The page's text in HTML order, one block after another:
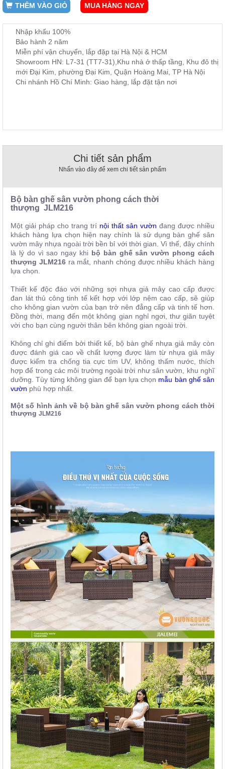
Bàn
ghế
Phụ
Kiện
Hàng
Thất
Hàng
THÊM VÀO GIỎ MUA HÀNG NGAY
Nhập khẩu 100%
Bảo hành 2 năm
Miễn phí vận chuyển, lắp đặp tại Hà Nội & HCM
Showroom HN: L7-31 (TT7-31),Khu nhà ở thấp tầng, Khu đô thị
mới Đại Kim, phường Đại Kim, Quận Hoàng Mai, TP Hà Nội
Chi nhánh Hồ Chí Minh: Giao hàng, lắp đặt tận nơi
Chi tiết sản phẩm
Nhấn vào đây để xem chi tiết sản phẩm
Bộ bàn ghế sân vườn phong cách thời
thượng JLM216
Một giải pháp cho trang trí nội thất sân vườn đang được nhiều
khách hàng lựa chọn hiện nay chính là sử dụng bàn ghế sân
vườn mây nhựa ngoài trời bền bỉ với thời gian. Vì thế, đây chính
là lý do vì sao ngay khi bộ bàn ghế sân vườn phong cách
thượng JLM216ra mắt, nhanh chóng được nhiều khách hàng
lựa chọn.
Thiết kế độc đáo với những sợi nhựa giả mây cao cấp được
đan lát thủ công tinh tế kết hợp với lớp nệm cao cấp, sẽ giúp
cho không gian vườn của bạn trở nên đẳng cấp và tinh tế hơn.
Đồng thời, mang đến một không gian nghỉ ngơi, thư giãn tuyệt
vời cho bạn cùng người thân bên không gian ngoài trời.
Không chỉ ghi điểm bởi thiết kế, bộ bàn ghế nhựa giả mây còn
được đánh giá cao về chất lượng được làm từ nhựa giả mây
được kiểm tra chống tia cực tím UV, không thấm nước, thích
hợp để trong các môi trường ngoài trời như sân vườn, khu nghĩ
dưỡng. Tùy từng không gian để bạn lựa chọn mẫu bàn ghế sân
vườn phù hợp nhất.
Một số hình ảnh về bộ bàn ghế sân vườn phong cách thời
thượng JLM216